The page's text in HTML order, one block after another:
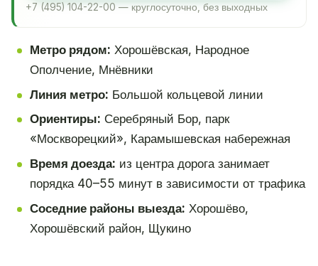
+7 (495) 104-22-00 — круглосуточно, без выходных
Метро рядом: Хорошёвская, Народное
Ополчение, Мнёвники
Линия метро: Большой кольцевой линии
Ориентиры: Серебряный Бор, парк
«Москворецкий», Карамышевская набережная
Время доезда: из центра дорога занимает
порядка 40–55 минут в зависимости от трафика
Соседние районы выезда: Хорошёво,
Хорошёвский район, Щукино